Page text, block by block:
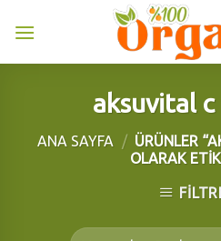
aksuvital
ANA SAYFA / ÜRÜNLER
OLARAK